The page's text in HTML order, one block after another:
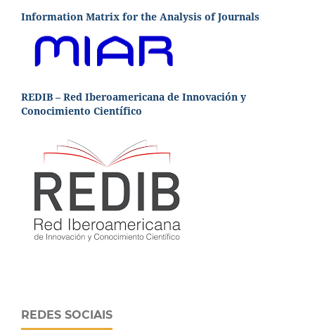
Information Matrix for the Analysis of Journals
REDIB – Red Iberoamericana de Innovación y
Conocimiento Científico
REDES SOCIAIS